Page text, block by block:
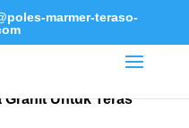
marmer-teraso-
Granit Untuk Teras